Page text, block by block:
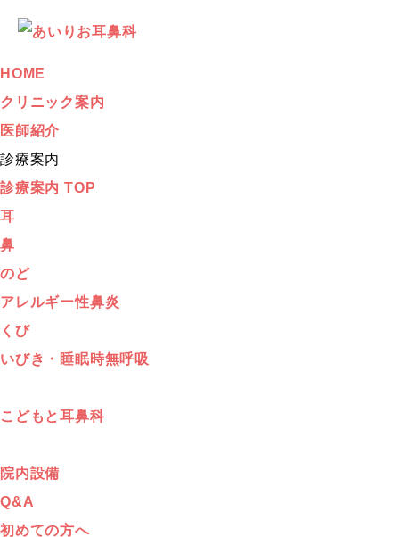
HOME
クリニック案内
医師紹介
診療案内
診療案内 TOP
耳
鼻
のど
アレルギー性鼻炎
くび
いびき・睡眠時無呼吸
こどもと耳鼻科
院内設備
Q&A
初めての方へ